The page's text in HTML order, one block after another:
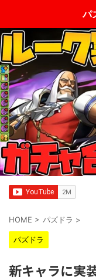
パ
HOME > パズドラ >
パズドラ
新キャラに実